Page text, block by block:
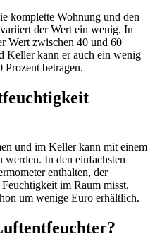
komplette Wohnung und den
der Wert ein wenig. In
Wert zwischen 40 und 60
Keller kann er auch ein wenig
betragen.
und im Keller kann mit einem
werden. In den einfachsten
enthalten, der
im Raum misst.
um wenige Euro erhältlich.